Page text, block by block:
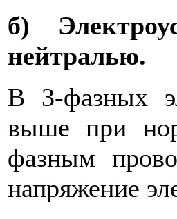
б)
нейтралью.
В 3-фазных
выше при
фазным
напряжение